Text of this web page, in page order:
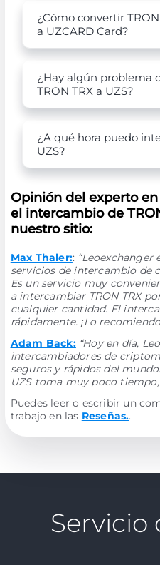
¿Cómo convertir
a UZCARD Card?
¿Hay algún problema
TRON TRX a UZS?
¿A qué hora puedo
UZS?
Opinión del experto
el intercambio de
nuestro sitio:
Max Thaler:: “Leoexchanger
servicios de intercambio de
Es un servicio muy
a intercambiar TRON TRX
cualquier cantidad. El
rápidamente. ¡Lo
Adam Back: “Hoy en día,
intercambiadores de
seguros y rápidos del
UZS toma muy poco tiempo,
Puedes leer o escribir un
trabajo en las Reseñas..
Servicio